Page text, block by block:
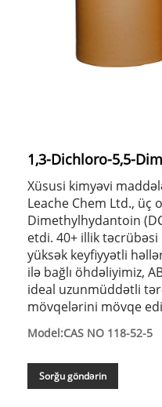
1,3-Dichloro-5,5-
Xüsusi kimyəvi
Leache Chem Ltd., üç
Dimethylhydantoin
etdi. 40+ illik təcrübəsi
yüksək keyfiyyətli
ilə bağlı öhdəliyimiz,
ideal uzunmüddətli
mövqelərini mövqe
Model:CAS NO 118-52-5
Sorğu göndərin